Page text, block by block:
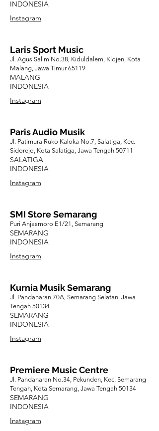
INDONESIA
Instagram
Laris Sport Music
Jl. Agus Salim No.38, Kiduldalem, Klojen, Kota
Malang, Jawa Timur 65119
MALANG
INDONESIA
Instagram
Paris Audio Musik
Jl. Patimura Ruko Kaloka No.7, Salatiga, Kec.
Sidorejo, Kota Salatiga, Jawa Tengah 50711
SALATIGA
INDONESIA
Instagram
SMI Store Semarang
Puri Anjasmoro E1/21, Semarang
SEMARANG
INDONESIA
Instagram
Kurnia Musik Semarang
Jl. Pandanaran 70A, Semarang Selatan, Jawa
Tengah 50134
SEMARANG
INDONESIA
Instagram
Premiere Music Centre
Jl. Pandanaran No.34, Pekunden, Kec. Semarang
Tengah, Kota Semarang, Jawa Tengah 50134
SEMARANG
INDONESIA
Instagram